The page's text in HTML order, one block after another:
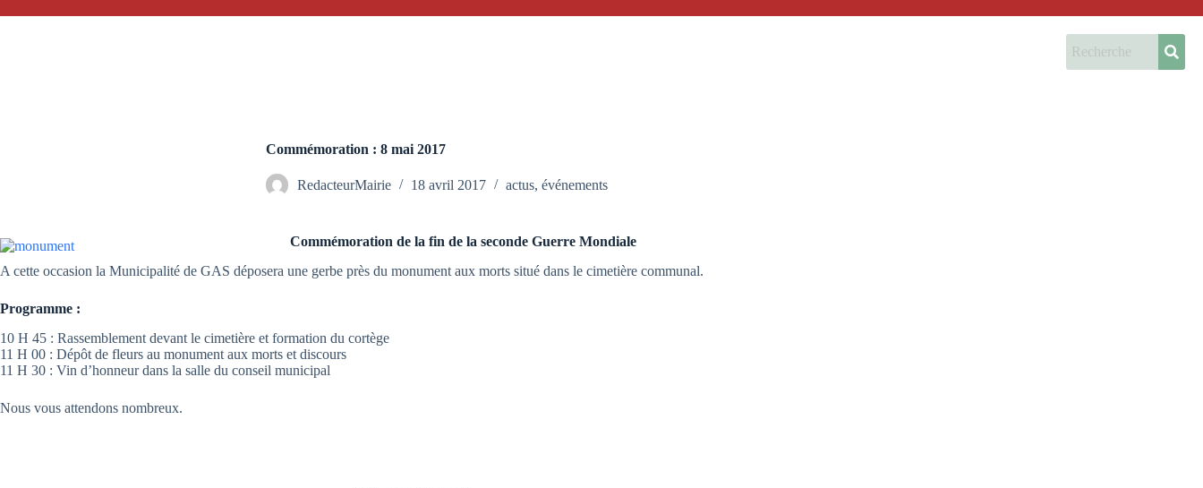
Commémoration : 8 mai 2017
RedacteurMairie 18 avril 2017 actus, événements
Commémoration de la fin de la seconde Guerre Mondiale
A cette occasion la Municipalité de GAS déposera une gerbe près du monument aux morts situé dans le cimetière communal.
Programme :
10 H 45 : Rassemblement devant le cimetière et formation du cortège
11 H 00 : Dépôt de fleurs au monument aux morts et discours
11 H 30 : Vin d’honneur dans la salle du conseil municipal
Nous vous attendons nombreux.